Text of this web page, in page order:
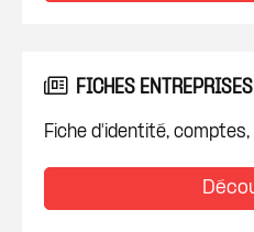
FICHES ENTREPRISES
Fiche d'identité,